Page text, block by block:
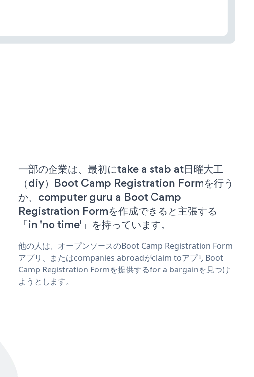
一部の企業は、最初にtake a stab at日曜大工
（diy）Boot Camp Registration Formを行う
か、computer guru a Boot Camp
Registration Formを作成できると主張する
「in 'no time'」を持っています。
他の人は、オープンソースのBoot Camp Registration Form
アプリ、またはcompanies abroadがclaim toアプリBoot
Camp Registration Formを提供するfor a bargainを見つけ
ようとします。